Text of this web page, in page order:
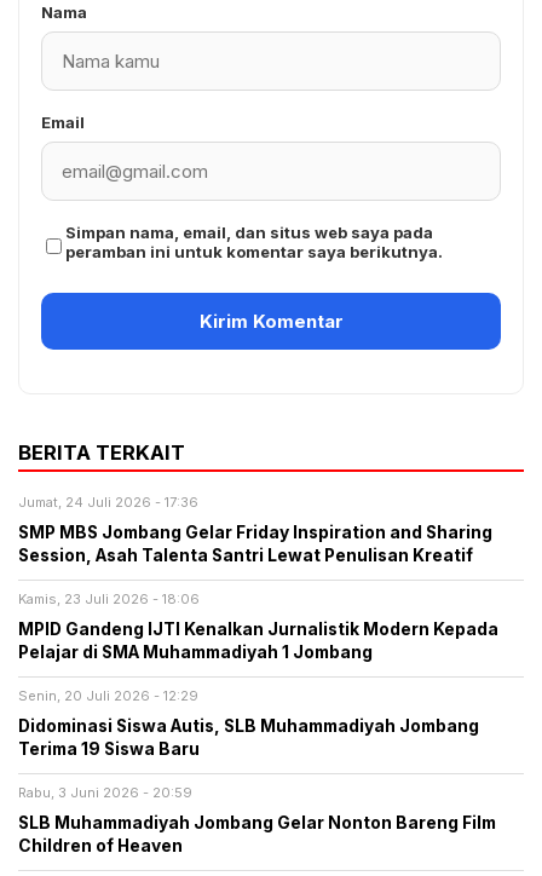
Nama
Email
Simpan nama, email, dan situs web saya pada
peramban ini untuk komentar saya berikutnya.
BERITA TERKAIT
Jumat, 24 Juli 2026 - 17:36
SMP MBS Jombang Gelar Friday Inspiration and Sharing
Session, Asah Talenta Santri Lewat Penulisan Kreatif
Kamis, 23 Juli 2026 - 18:06
MPID Gandeng IJTI Kenalkan Jurnalistik Modern Kepada
Pelajar di SMA Muhammadiyah 1 Jombang
Senin, 20 Juli 2026 - 12:29
Didominasi Siswa Autis, SLB Muhammadiyah Jombang
Terima 19 Siswa Baru
Rabu, 3 Juni 2026 - 20:59
SLB Muhammadiyah Jombang Gelar Nonton Bareng Film
Children of Heaven